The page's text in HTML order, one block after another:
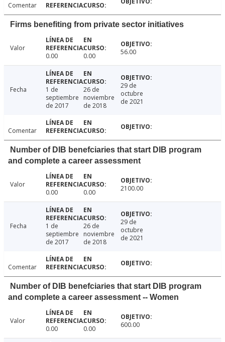
Comentar
Firms benefiting from private sector initiatives
Valor
0.00
0.00 56.00
Fecha
1 de
septiembre
de 2017
26 de
noviembre
de 2018
29 de
octubre
de 2021
Comentar
Number of DIB benefciaries that start DIB program
and complete a career assessment
Valor
0.00
0.00 2100.00
Fecha
1 de
septiembre
de 2017
26 de
noviembre
de 2018
29 de
octubre
de 2021
Comentar
Number of DIB benefciaries that start DIB program
and complete a career assessment -- Women
Valor
0.00
0.00 600.00